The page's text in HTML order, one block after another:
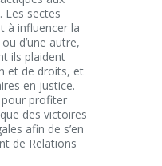
Les sectes
à influencer la
d’une autre,
ils plaident
et de droits, et
en justice.
profiter
des victoires
afin de s’en
de Relations